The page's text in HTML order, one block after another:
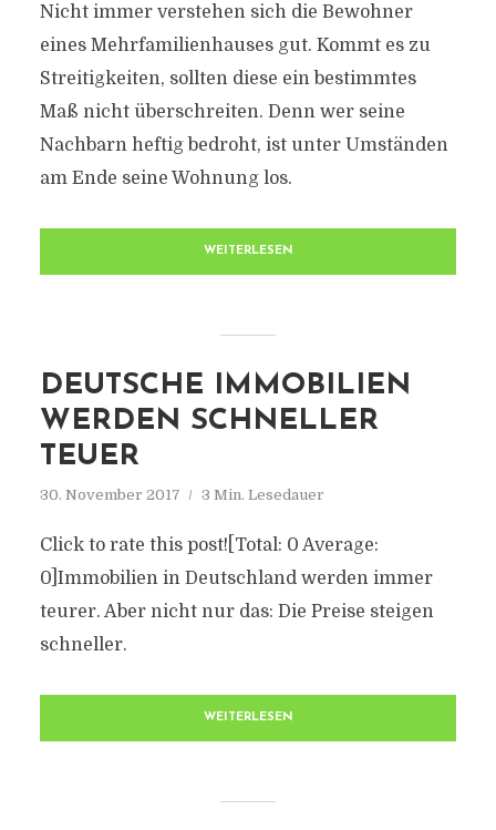
Nicht immer verstehen sich die Bewohner
eines Mehrfamilienhauses gut. Kommt es zu
Streitigkeiten, sollten diese ein bestimmtes
Maß nicht überschreiten. Denn wer seine
Nachbarn heftig bedroht, ist unter Umständen
am Ende seine Wohnung los.
WEITERLESEN
DEUTSCHE IMMOBILIEN
WERDEN SCHNELLER
TEUER
30. November 2017 3 Min. Lesedauer
Click to rate this post![Total: 0 Average:
0]Immobilien in Deutschland werden immer
teurer. Aber nicht nur das: Die Preise steigen
schneller.
WEITERLESEN